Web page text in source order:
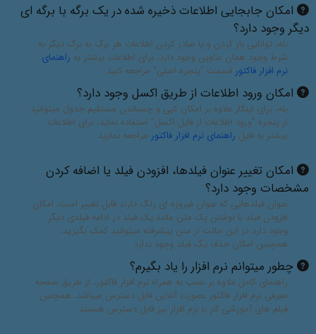
امکان جابجایی اطلاعات ذخیره شده در یک برگه با برگه ای
دیگر وجود دارد؟
بله، توانایی باز کردن و یا صادر کردن اطلاعات هر برگ به برگ دیگر به
شرط وجود همان عناوین وجود دارد، برای اطلاعات بیشتر به راهنمای
نرم افزار فاکتور قسمت "پنجره اصلی" مراجعه کنید
امکان ورود اطلاعات از طریق اکسل وجود دارد؟
بله، برای اینکار علاوه بر امکان کپی و چسباندن مستقیم جدول میتوانید
از پنجره "ورود اطلاعات از فایل اکسل" استفاده نماید، برای اطلاعات
بیشتر به فایل راهنمای نرم افزار فاکتور مراجعه نمایید
امکان تغییر عنوان فیلدها، افزودن فیلد یا اضافه کردن
مشخصات وجود دارد؟
عنوان فیلدهایی که عنوان فیروزه ای رنگ دارند قابل تغییر است، امکان
افزودن فیلد با نوشتن یک متن مانند یک فیلد در ادامه فیلدی دیگر
وجود دارد در این حالت از متن پیشرفته میتوانید کمک بگیرید،
همچنین امکان حذف یگ فیلد وجود ندارد
چطور میتوانم نرم افزار را یاد بگیرم؟
راهنمای کامل علاوه بر نصب به همراه نرم افزار فاکتور، از طریق صفحه
معرفی نرم افزار فاکتور بصورت آنلاین قابل دسترس میباشد، همچنین
فیلم های آموزشی کار با نرم افزار نیز قابل دسترس هستند